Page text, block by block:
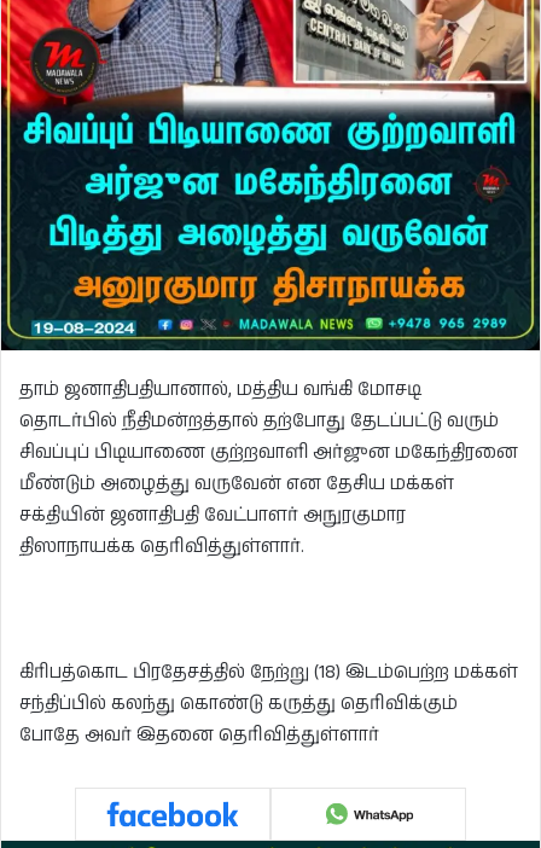
தாம் ஜனாதிபதியானால், மத்திய வங்கி மோசடி
தொடர்பில் நீதிமன்றத்தால் தற்போது தேடப்பட்டு வரும்
சிவப்புப் பிடியாணை குற்றவாளி அர்ஜுன மகேந்திரனை
மீண்டும் அழைத்து வருவேன் என தேசிய மக்கள்
சக்தியின் ஜனாதிபதி வேட்பாளர் அநுரகுமார
திஸாநாயக்க தெரிவித்துள்ளார்.
கிரிபத்கொட பிரதேசத்தில் நேற்று (18) இடம்பெற்ற மக்கள்
சந்திப்பில் கலந்து கொண்டு கருத்து தெரிவிக்கும்
போதே அவர் இதனை தெரிவித்துள்ளார்